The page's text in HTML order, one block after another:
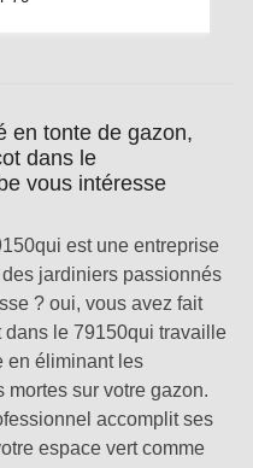
en tonte de gazon,
dans le
vous intéresse
est une entreprise
jardiniers passionnés
? oui, vous avez fait
dans le 79150qui travaille
en éliminant les
sur votre gazon.
accomplit ses
espace vert comme